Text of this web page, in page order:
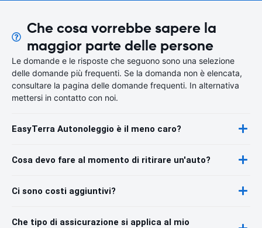
Che cosa vorrebbe sapere la
maggior parte delle persone
Le domande e le risposte che seguono sono una selezione
delle domande più frequenti. Se la domanda non è elencata,
consultare la pagina delle domande frequenti. In alternativa
mettersi in contatto con noi.
EasyTerra Autonoleggio è il meno caro?
Cosa devo fare al momento di ritirare un'auto?
Ci sono costi aggiuntivi?
Che tipo di assicurazione si applica al mio